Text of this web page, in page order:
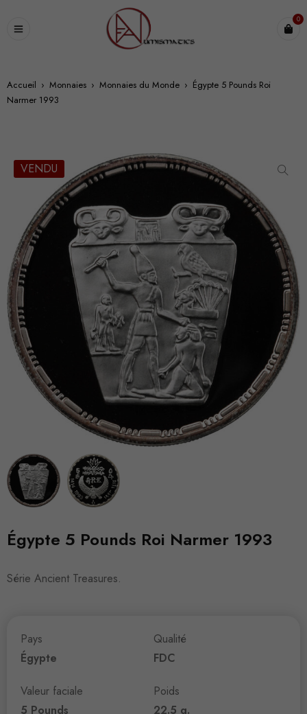
0
Accueil › Monnaies › Monnaies du Monde › Égypte 5 Pounds Roi
Narmer 1993
VENDU
Égypte 5 Pounds Roi Narmer 1993
Série Ancient Treasures.
Pays
Égypte
Valeur faciale
5 Pounds
Qualité
FDC
Poids
22.5 g.